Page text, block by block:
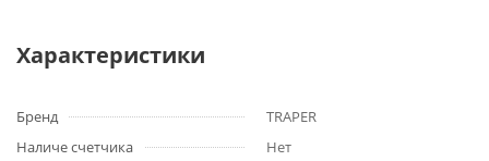
Характеристики
Бренд
TRAPER
Наличе счетчика
Нет